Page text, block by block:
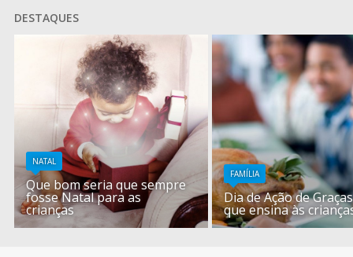
DESTAQUES
NATAL
Que bom seria que sempre
fosse Natal para as
crianças
FAMÍLIA
Dia de Ação de
que ensina às